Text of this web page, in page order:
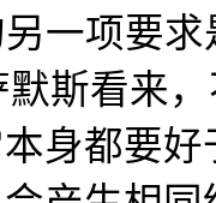
项要求
斯看来
身都要